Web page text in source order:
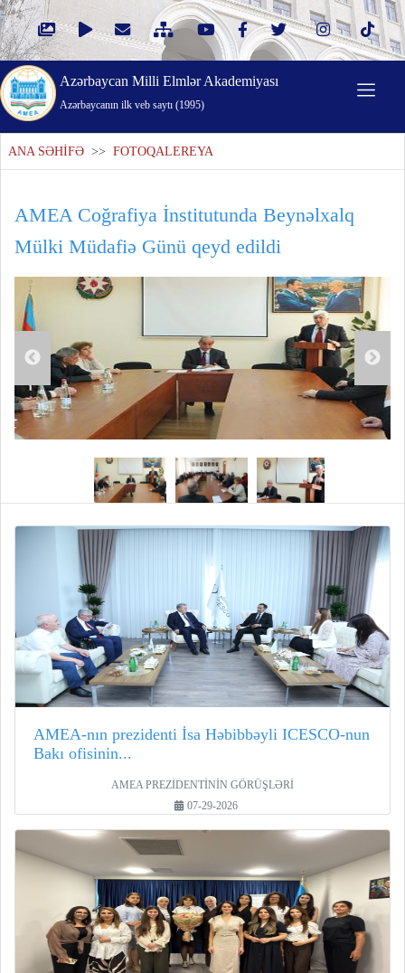
Azərbaycan Milli Elmlər Akademiyası
Azərbaycanın ilk veb saytı (1995)
ANA SƏHİFƏ >> FOTOQALEREYA
AMEA Coğrafiya İnstitutunda Beynəlxalq
Mülki Müdafiə Günü qeyd edildi
AMEA-nın prezidenti İsa Həbibbəyli ICESCO-nun
Bakı ofisinin...
AMEA PREZİDENTİNİN GÖRÜŞLƏRİ
07-29-2026